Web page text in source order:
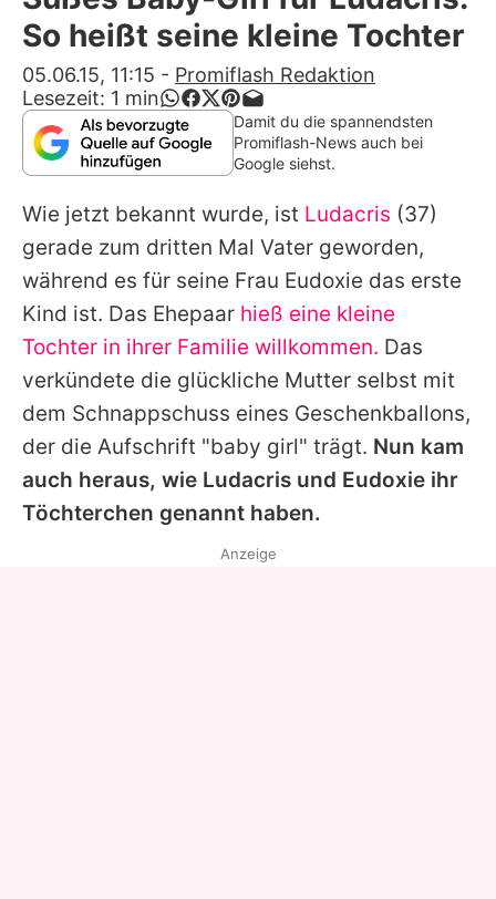
Alle Themen auf Promiflash
App runterladen
Team
Redaktionelle Richtlinien
Impressum
Nutzungsbedingungen
Utiq verwalten
So heißt seine kleine Tochter
05.06.15, 11:15 - Promiflash Redaktion
Lesezeit: 1 min
Damit du die spannendsten
Promiflash-News auch bei
Google siehst.
Wie jetzt bekannt wurde, ist Ludacris (37)
gerade zum dritten Mal Vater geworden,
während es für seine Frau Eudoxie das erste
Kind ist. Das Ehepaar hieß eine kleine
Tochter in ihrer Familie willkommen. Das
verkündete die glückliche Mutter selbst mit
dem Schnappschuss eines Geschenkballons,
der die Aufschrift "baby girl" trägt. Nun kam
auch heraus, wie Ludacris und Eudoxie ihr
Töchterchen genannt haben.
Anzeige